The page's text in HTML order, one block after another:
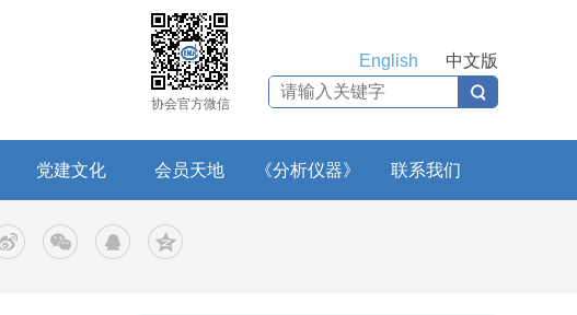
English 中文版
协会官方微信
党建文化 会员天地 《分析仪器》 联系我们